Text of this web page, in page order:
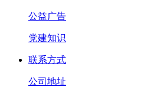
公益广告
党建知识
联系方式
公司地址